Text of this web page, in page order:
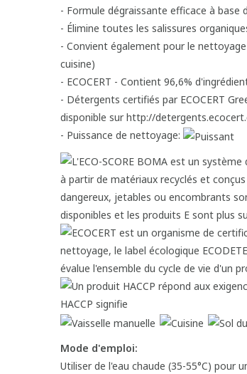
- Formule dégraissante efficace à base
- Élimine toutes les salissures
- Convient également pour le
cuisine)
- ECOCERT - Contient 96,6%
- Détergents certifiés par ECOCERT
disponible sur http://
- Puissance de nettoyage:
Mode d'emploi:
Utiliser de l'eau chaude (35-55°C) pour